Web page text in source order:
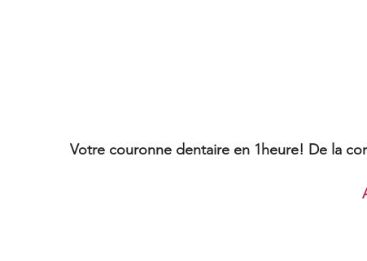
Votre couronne dentaire en 1heure! De la